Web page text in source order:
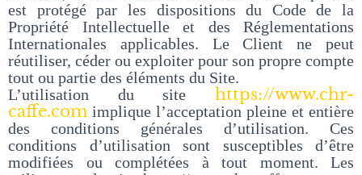
est protégé par les dispositions du Code de la
Propriété Intellectuelle et des Réglementations
Internationales applicables. Le Client ne peut
réutiliser, céder ou exploiter pour son propre compte
tout ou partie des éléments du Site.
L’utilisation du site https://www.chr-
caffe.com implique l’acceptation pleine et entière
des conditions générales d’utilisation. Ces
conditions d’utilisation sont susceptibles d’être
modifiées ou complétées à tout moment. Les